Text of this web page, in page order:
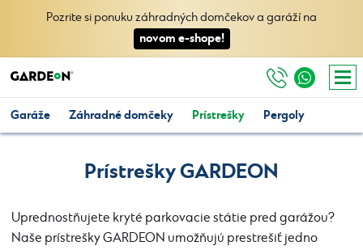
Pozrite si ponuku záhradných domčekov a garáží na
novom e-shope!
Garáže Záhradné domčeky Prístrešky Pergoly
Prístrešky GARDEON
Uprednostňujete kryté parkovacie státie pred garážou?
Naše prístrešky GARDEON umožňujú prestrešiť jedno